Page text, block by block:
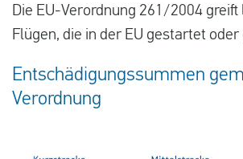
Die EU-Verordnung 261/2004 greift
Flügen, die in der EU gestartet
Entschädigungssummen
Verordnung